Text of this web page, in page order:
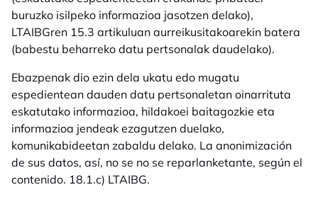
buruzko isilpeko informazioa jasotzen delako),
LTAIBGren 15.3 artikuluan aurreikusitakoarekin batera
(babestu beharreko datu pertsonalak daudelako).
Ebazpenak dio ezin dela ukatu edo mugatu
espedientean dauden datu pertsonaletan oinarrituta
eskatutako informazioa, hildakoei baitagozkie eta
informazioa jendeak ezagutzen duelako,
komunikabideetan zabaldu delako. La anonimización
de sus datos, así, no se no se reparlanketante, según el
contenido. 18.1.c) LTAIBG.